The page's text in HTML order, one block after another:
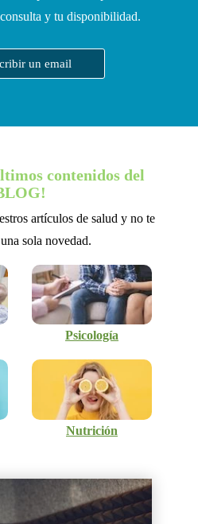
y tu disponibilidad.
un email
contenidos del
artículos de salud y no te
sola novedad.
Psicología
Nutrición